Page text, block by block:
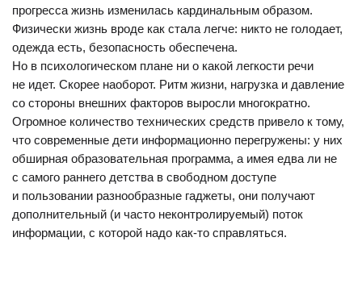
прогресса жизнь изменилась кардинальным образом.
Физически жизнь вроде как стала легче: никто не голодает,
одежда есть, безопасность обеспечена.
Но в психологическом плане ни о какой легкости речи
не идет. Скорее наоборот. Ритм жизни, нагрузка и давление
со стороны внешних факторов выросли многократно.
Огромное количество технических средств привело к тому,
что современные дети информационно перегружены: у них
обширная образовательная программа, а имея едва ли не
с самого раннего детства в свободном доступе
и пользовании разнообразные гаджеты, они получают
дополнительный (и часто неконтролируемый) поток
информации, с которой надо как-то справляться.